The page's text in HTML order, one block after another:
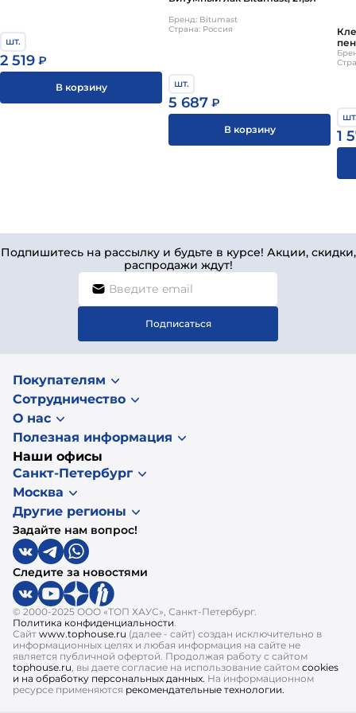
шт.
2 519 ₽
В корзину
Бренд: Bitumast
Страна: Россия
шт.
5 687 ₽
В корзину 1
Подпишитесь на рассылку и будьте в курсе! Акции, скидки,
распродажи ждут!
Подписаться
Покупателям
Сотрудничество
О нас
Полезная информация
Наши офисы
Санкт-Петербург
Москва
Другие регионы
Задайте нам вопрос!
Следите за новостями
© 2000-2025 ООО «ТОП ХАУС», Санкт-Петербург.
Политика конфиденциальности
Сайт www.tophouse.ru (далее - сайт) создан исключительно в
информационных целях и любая информация на сайте не
является публичной офертой. Продолжая работу с сайтом
tophouse.ru , вы даете согласие на использование сайтом cookies
и на обработку персональных данных. На информационном
ресурсе применяются рекомендательные технологии.